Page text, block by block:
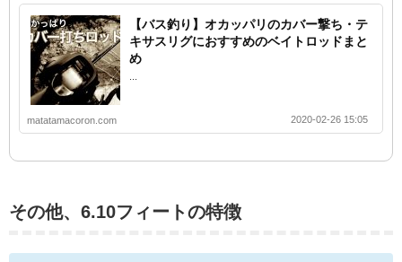
【バス釣り】オカッパリのカバー撃ち・テ
キサスリグにおすすめのベイトロッドまと
め
matatamacoron.com 2020-02-26 15:05
その他、6.10フィートの特徴